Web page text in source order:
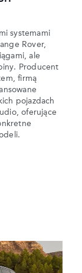
systemami
Rover,
ale
Producent
firmą
pojazdach
oferujące